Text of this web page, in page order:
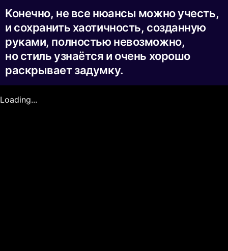
Конечно, не все нюансы можно учесть,
и сохранить хаотичность, созданную
руками, полностью невозможно,
но стиль узнаётся и очень хорошо
раскрывает задумку.
Loading...